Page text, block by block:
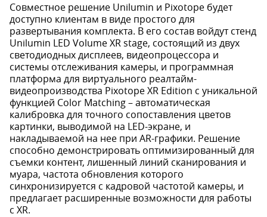
Совместное решение Unilumin и Pixotope будет
доступно клиентам в виде простого для
развертывания комплекта. В его состав войдут стенд
Unilumin LED Volume XR stage, состоящий из двух
светодиодных дисплеев, видеопроцессора и
системы отслеживания камеры, и программная
платформа для виртуального реалтайм-
видеопроизводства Pixotope XR Edition с уникальной
функцией Color Matching – автоматическая
калибровка для точного сопоставления цветов
картинки, выводимой на LED-экране, и
накладываемой на нее при AR-графики. Решение
способно демонстрировать оптимизированный для
съемки контент, лишенный линий сканирования и
муара, частота обновления которого
синхронизируется с кадровой частотой камеры, и
предлагает расширенные возможности для работы
с XR.